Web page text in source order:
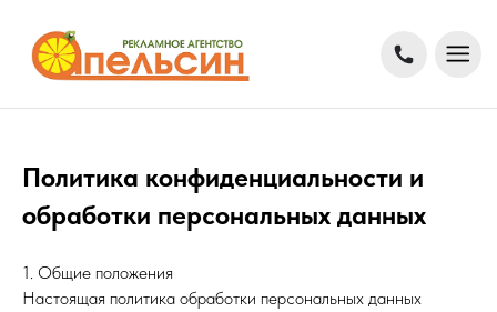
Политика конфиденциальности и
обработки персональных данных
1. Общие положения
Настоящая политика обработки персональных данных